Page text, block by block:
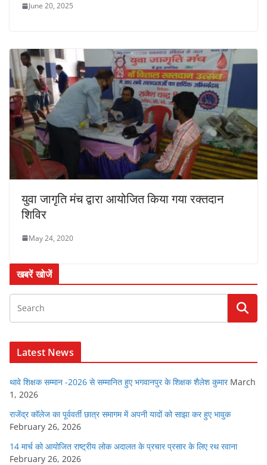
June 20, 2025
युवा जागृति मंच द्वारा आयोजित किया गया रक्तदान
शिविर
May 24, 2020
खबरें खोजें
Latest News
थावे शिक्षक सम्मान -2026 से सम्मानित हुए भगवानपुर के शिक्षक शैलेश कुमार March
1, 2026
राजेंद्र कॉलेज का पूर्ववर्ती छात्र समागम में अपनी यादों को साझा कर हुए भावुक
February 26, 2026
14 मार्च को आयोजित राष्ट्रीय लोक अदालत के प्रचार प्रसार के लिए रथ रवाना
February 26, 2026